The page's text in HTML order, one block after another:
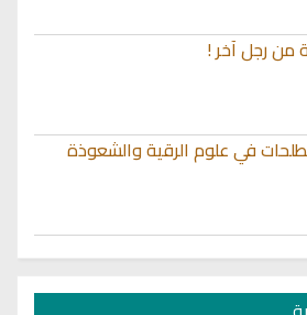
من رجل آخر !
في علوم الرقية والشعوذة